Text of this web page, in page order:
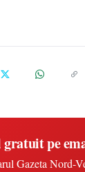
pe
Gazeta Nord-